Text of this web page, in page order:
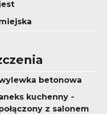
betonowa
kuchenny -
z salonem